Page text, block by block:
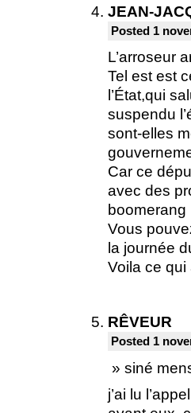
JEAN-
Posted 1
L’arroseur
Tel est est
l’État,qui
suspendu
sont-elles
Car ce
avec des
boomerang
Vous
la journée
Voila ce
RÊVEUR
Posted 1
» siné
j’ai lu